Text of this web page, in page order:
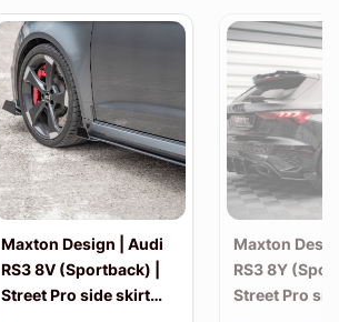
Maxton Design | Audi
RS3 8V (Sportback) |
Street Pro side skirt
Maxton
RS3 8Y
Street Pro